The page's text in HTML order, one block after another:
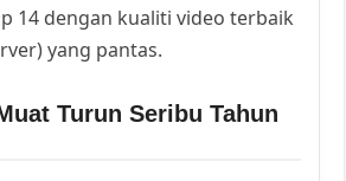
14 dengan kualiti video terbaik
yang pantas.
Turun Seribu Tahun